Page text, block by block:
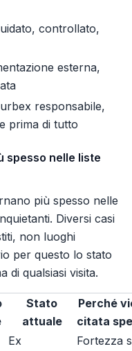
controllato,
esterna,
responsabile,
prima di tutto
spesso nelle liste
più spesso nelle
Diversi casi
non luoghi
per questo lo stato
di qualsiasi visita.
Stato
attuale
Perché
citata
Ex
Fortezza